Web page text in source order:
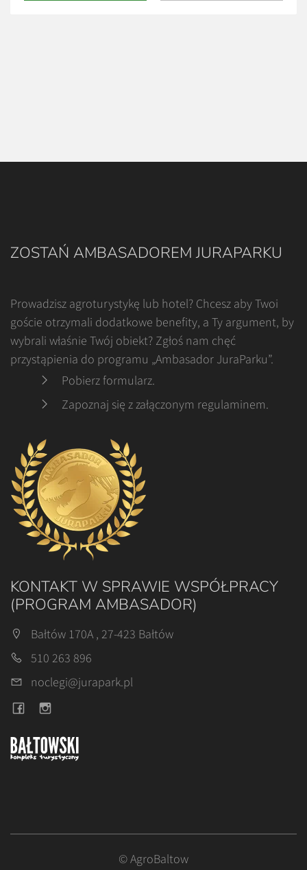
ZOSTAŃ AMBASADOREM JURAPARKU
Prowadzisz agroturystykę lub hotel? Chcesz aby Twoi
goście otrzymali dodatkowe benefity, a Ty argument, by
wybrali właśnie Twój obiekt? Zgłoś nam chęć
przystąpienia do programu „Ambasador JuraParku”.
Pobierz formularz.
Zapoznaj się z załączonym regulaminem.
KONTAKT W SPRAWIE WSPÓŁPRACY
(PROGRAM AMBASADOR)
Bałtów 170A , 27-423 Bałtów
510 263 896
noclegi@jurapark.pl
© AgroBaltow